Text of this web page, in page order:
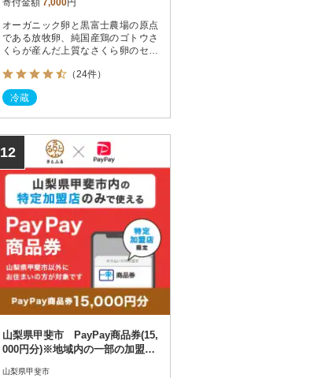
寄付金額 7,000円
オーガニック卵と黒富士農場の原点
である放牧卵、純国産鶏のゴトウさ
くらが産んだ上質なさくら卵のセッ
（24件）
冷蔵
12
山梨県甲斐市 PayPay商品券(15,
000円分)※地域内の一部の加盟店
山梨県甲斐市